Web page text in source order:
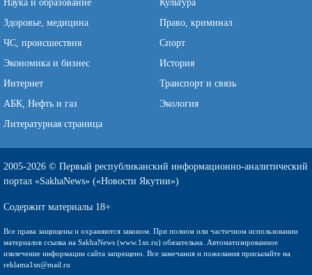
Наука и образование
Культура
Здоровье, медицина
Право, криминал
ЧС, происшествия
Спорт
Экономика и бизнес
История
Интернет
Транспорт и связь
АБК, Нефть и газ
Экология
Литературная страница
2005-2026 © Первый республиканский информационно-аналитический
портал «SakhaNews» («Новости Якутии»)
Содержит материалы 18+
Все права защищены и охраняются законом. При полном или частичном использовании
материалов ссылка на SakhaNews (www.1sn.ru) обязательна. Автоматизированное
извлечение информации сайта запрещено. Все замечания и пожелания присылайте на
reklama1sn@mail.ru